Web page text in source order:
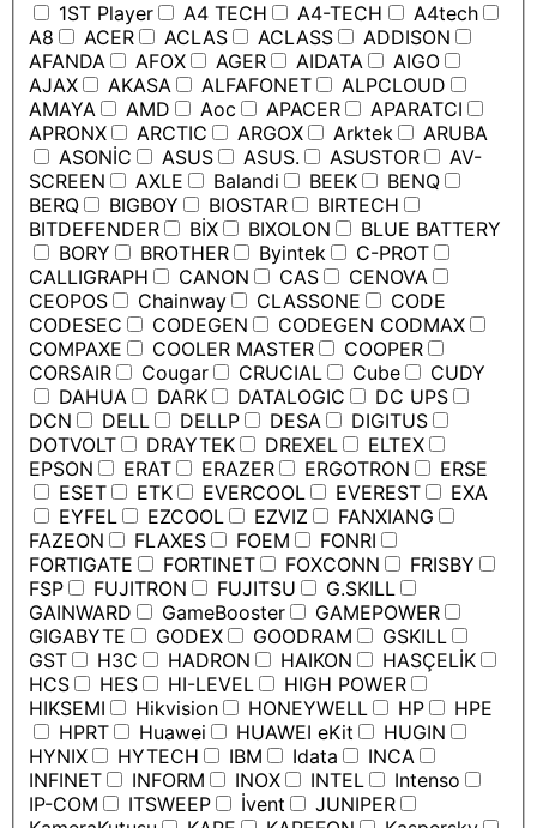
1ST Player
A4 TECH A4-TECH
A4tech
A8
ACER ACLAS ACLASS
ADDISON
AFANDA
AFOX AGER AIDATA
AIGO
AJAX
AKASA ALFAFONET
ALPCLOUD
AMAYA
AMD Aoc APACER
APARATCI
APRONX
ARCTIC ARGOX Arktek
ARUBA
ASONİC
ASUS ASUS. ASUSTOR
AV-
SCREEN
AXLE Balandi BEEK
BENQ
BERQ
BIGBOY BIOSTAR
BIRTECH
BITDEFENDER
BİX BIXOLON
BLUE BATTERY
BORY
BROTHER Byintek
C-PROT
CALLIGRAPH
CANON CAS
CENOVA
CEOPOS
Chainway CLASSONE
CODE
CODESEC
CODEGEN
CODEGEN CODMAX
COMPAXE
COOLER MASTER
COOPER
CORSAIR
Cougar CRUCIAL Cube
CUDY
DAHUA
DARK DATALOGIC
DC UPS
DCN
DELL DELLP DESA
DIGITUS
DOTVOLT
DRAYTEK DREXEL
ELTEX
EPSON
ERAT ERAZER ERGOTRON
ERSE
ESET
ETK EVERCOOL EVEREST
EXA
EYFEL
EZCOOL EZVIZ
FANXIANG
FAZEON
FLAXES FOEM
FONRI
FORTIGATE
FORTINET FOXCONN
FRISBY
FSP
FUJITRON FUJITSU
G.SKILL
GAINWARD
GameBooster
GAMEPOWER
GIGABYTE
GODEX GOODRAM
GSKILL
GST
H3C HADRON HAIKON
HASÇELİK
HCS
HES HI-LEVEL
HIGH POWER
HIKSEMI
Hikvision HONEYWELL HP
HPE
HPRT
Huawei HUAWEI eKit
HUGIN
HYNIX
HYTECH IBM Idata
INCA
INFINET
INFORM INOX INTEL
Intenso
IP-COM
ITSWEEP İvent
JUNIPER